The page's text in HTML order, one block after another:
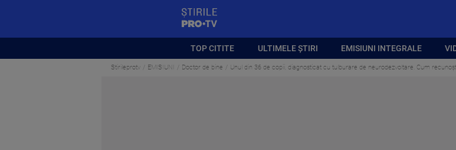
TOP CITITE ULTIMELE ȘTIRI EMISIUNI INTEGRALE
Stirileprotv EMISIUNI Doctor de bine Unul din 36 de copii, diagnosticat cu tulburare de neurodezvoltare. Cum